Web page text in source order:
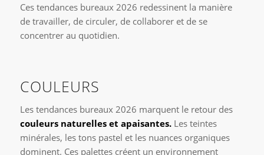
Ces tendances bureaux 2026 redessinent la manière
de travailler, de circuler, de collaborer et de se
concentrer au quotidien.
COULEURS
Les tendances bureaux 2026 marquent le retour des
couleurs naturelles et apaisantes.Les teintes
minérales, les tons pastel et les nuances organiques
dominent. Ces palettes créent un environnement